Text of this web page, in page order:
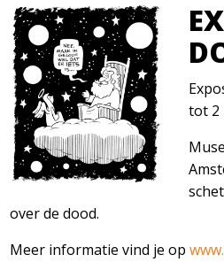
tot 2
over de dood.
Meer informatie vind je op